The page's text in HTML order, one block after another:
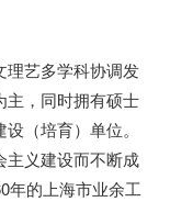
理艺多学科协调发
主，同时拥有硕士
（培育）单位。
义建设而不断成
年的上海市业余工